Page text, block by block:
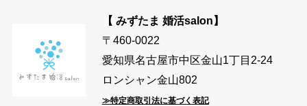
【 みずたま 婚活salon】
〒460-0022
愛知県名古屋市中区金山1丁目2-24
ロンシャン金山802
≫特定商取引法に基づく表記